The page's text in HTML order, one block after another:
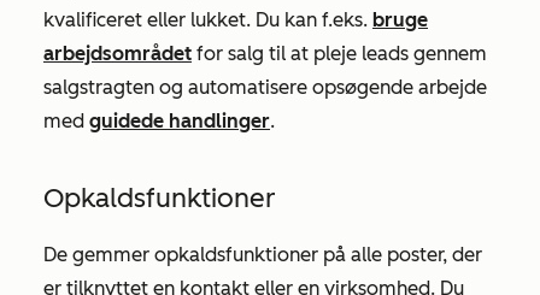
kvalificeret eller lukket. Du kan f.eks. bruge
arbejdsområdet for salg til at pleje leads gennem
salgstragten og automatisere opsøgende arbejde
med guidede handlinger.
Opkaldsfunktioner
De gemmer opkaldsfunktioner på alle poster, der
er tilknyttet en kontakt eller en virksomhed. Du